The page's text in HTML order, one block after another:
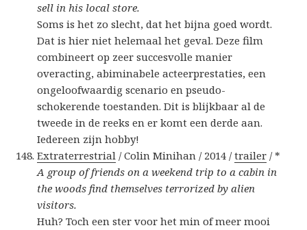
sell in his local store.
Soms is het zo slecht, dat het bijna goed wordt.
Dat is hier niet helemaal het geval. Deze film
combineert op zeer succesvolle manier
overacting, abiminabele acteerprestaties, een
ongeloofwaardig scenario en pseudo-
schokerende toestanden. Dit is blijkbaar al de
tweede in de reeks en er komt een derde aan.
Iedereen zijn hobby!
Extraterrestrial / Colin Minihan / 2014 /trailer / *
A group of friends on a weekend trip to a cabin in
the woods find themselves terrorized by alien
visitors.
Huh? Toch een ster voor het min of meer mooi